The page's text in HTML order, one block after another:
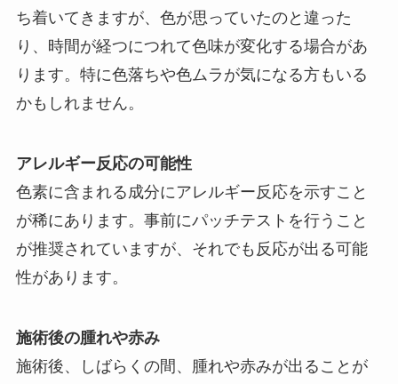
ち着いてきますが、色が思っていたのと違った
り、時間が経つにつれて色味が変化する場合があ
ります。特に色落ちや色ムラが気になる方もいる
かもしれません。
アレルギー反応の可能性
色素に含まれる成分にアレルギー反応を示すこと
が稀にあります。事前にパッチテストを行うこと
が推奨されていますが、それでも反応が出る可能
性があります。
施術後の腫れや赤み
施術後、しばらくの間、腫れや赤みが出ることが